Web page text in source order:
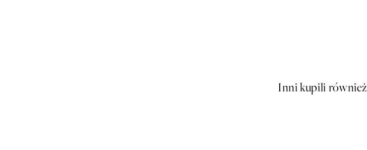
Inni kupili również